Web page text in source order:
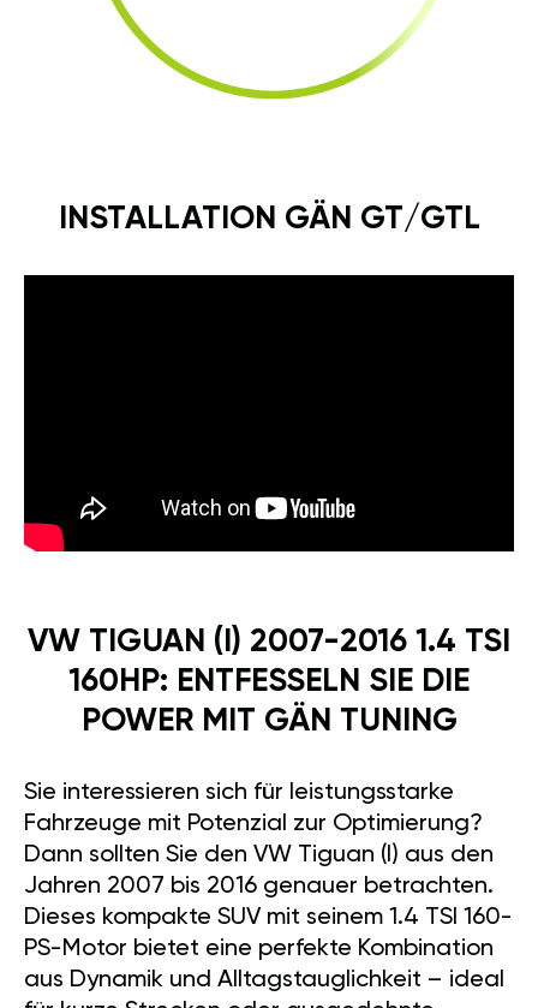
INSTALLATION GÄN GT/GTL
VW TIGUAN (I) 2007-2016 1.4 TSI
160HP: ENTFESSELN SIE DIE
POWER MIT GÄN TUNING
Sie interessieren sich für leistungsstarke
Fahrzeuge mit Potenzial zur Optimierung?
Dann sollten Sie den VW Tiguan (I) aus den
Jahren 2007 bis 2016 genauer betrachten.
Dieses kompakte SUV mit seinem 1.4 TSI 160-
PS-Motor bietet eine perfekte Kombination
aus Dynamik und Alltagstauglichkeit – ideal